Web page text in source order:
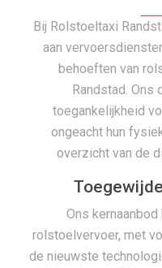
Bij Rolstoeltaxi
aan
behoeften van
Randstad. Ons
toegankelijkheid
ongeacht hun
overzicht van de
Ons
rolstoelvervoer, met
de nieuwste